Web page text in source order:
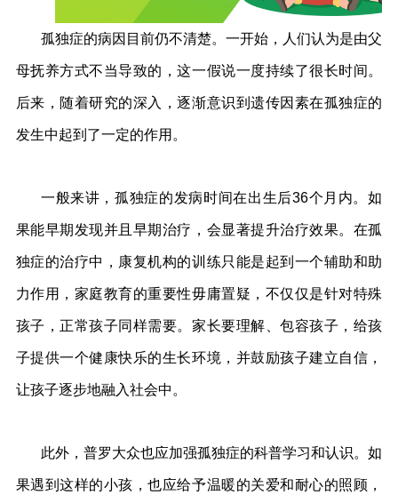
孤独症的病因目前仍不清楚。一开始，人们认为是由父
母抚养方式不当导致的，这一假说一度持续了很长时间。
后来，随着研究的深入，逐渐意识到遗传因素在孤独症的
发生中起到了一定的作用。
一般来讲，孤独症的发病时间在出生后36个月内。如
果能早期发现并且早期治疗，会显著提升治疗效果。在孤
独症的治疗中，康复机构的训练只能是起到一个辅助和助
力作用，家庭教育的重要性毋庸置疑，不仅仅是针对特殊
孩子，正常孩子同样需要。家长要理解、包容孩子，给孩
子提供一个健康快乐的生长环境，并鼓励孩子建立自信，
让孩子逐步地融入社会中。
此外，普罗大众也应加强孤独症的科普学习和认识。如
果遇到这样的小孩，也应给予温暖的关爱和耐心的照顾，